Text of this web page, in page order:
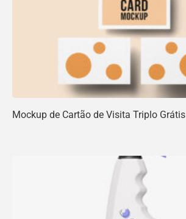
Mockup de Cartão de Visita Triplo Grátis